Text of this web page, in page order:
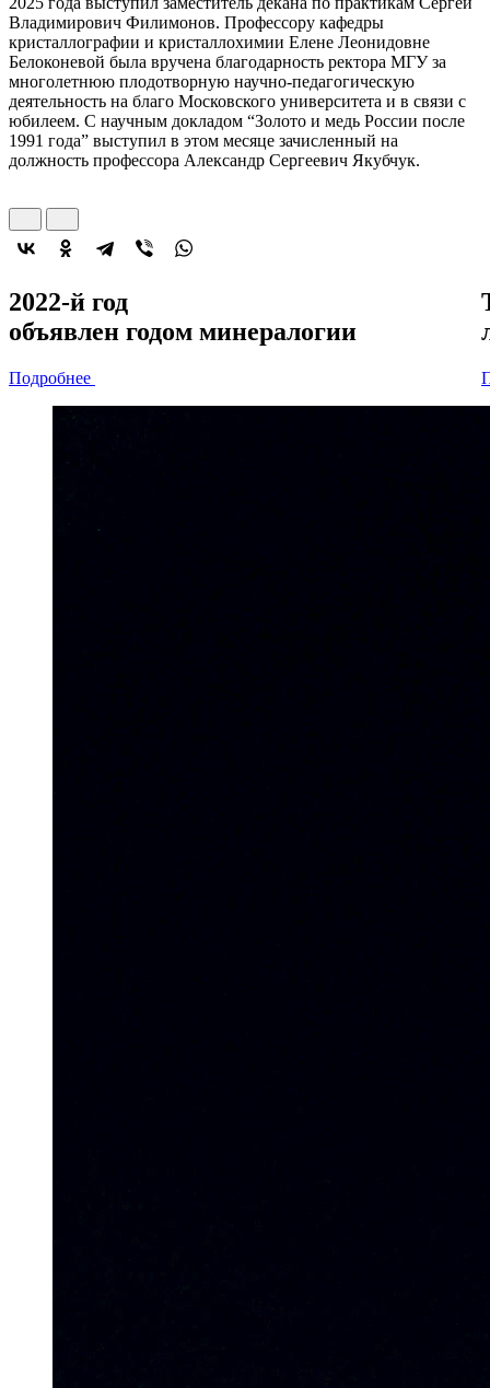
Владимирович Филимонов. Профессору кафедры
кристаллографии и кристаллохимии Елене Леонидовне
Белоконевой была вручена благодарность ректора МГУ за
многолетнюю плодотворную научно-педагогическую
деятельность на благо Московского университета и в связи с
юбилеем. С научным докладом “Золото и медь России после
1991 года” выступил в этом месяце зачисленный на
должность профессора Александр Сергеевич Якубчук.
2022-й год
объявлен годом минералогии
Подробнее